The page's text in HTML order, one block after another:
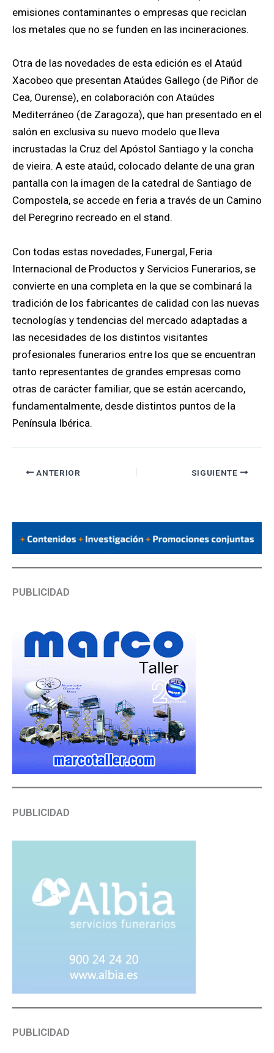
emisiones contaminantes o empresas que reciclan
los metales que no se funden en las incineraciones.
Otra de las novedades de esta edición es el Ataúd
Xacobeo que presentan Ataúdes Gallego (de Piñor de
Cea, Ourense), en colaboración con Ataúdes
Mediterráneo (de Zaragoza), que han presentado en el
salón en exclusiva su nuevo modelo que lleva
incrustadas la Cruz del Apóstol Santiago y la concha
de vieira. A este ataúd, colocado delante de una gran
pantalla con la imagen de la catedral de Santiago de
Compostela, se accede en feria a través de un Camino
del Peregrino recreado en el stand.
Con todas estas novedades, Funergal, Feria
Internacional de Productos y Servicios Funerarios, se
convierte en una completa en la que se combinará la
tradición de los fabricantes de calidad con las nuevas
tecnologías y tendencias del mercado adaptadas a
las necesidades de los distintos visitantes
profesionales funerarios entre los que se encuentran
tanto representantes de grandes empresas como
otras de carácter familiar, que se están acercando,
fundamentalmente, desde distintos puntos de la
Península Ibérica.
ANTERIOR SIGUIENTE
PUBLICIDAD
PUBLICIDAD
PUBLICIDAD